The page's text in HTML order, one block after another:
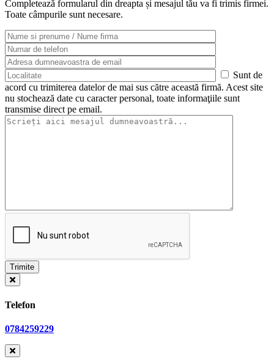
Completează formularul din dreapta și mesajul tău va fi trimis firmei.
Toate câmpurile sunt necesare.
Sunt de
acord cu trimiterea datelor de mai sus către această firmă. Acest site
nu stochează date cu caracter personal, toate informaţiile sunt
transmise direct pe email.
Telefon
0784259229